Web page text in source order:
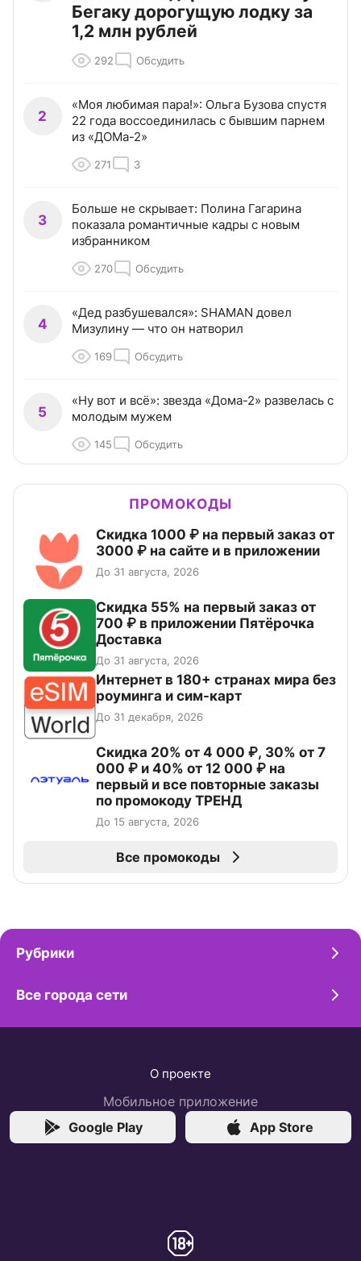
Бегаку дорогущую лодку за
1,2 млн рублей
292 Обсудить
2
«Моя любимая пара!»: Ольга Бузова спустя
22 года воссоединилась с бывшим парнем
из «ДОМа-2»
271 3
3
Больше не скрывает: Полина Гагарина
показала романтичные кадры с новым
избранником
270 Обсудить
4
«Дед разбушевался»: SHAMAN довел
Мизулину — что он натворил
169 Обсудить
5
«Ну вот и всё»: звезда «Дома-2» развелась с
молодым мужем
145 Обсудить
ПРОМОКОДЫ
Скидка 1000 ₽ на первый заказ от
3000 ₽ на сайте и в приложении
До 31 августа, 2026
Скидка 55% на первый заказ от
700 ₽ в приложении Пятёрочка
Доставка
До 31 августа, 2026
Интернет в 180+ странах мира без
роуминга и сим-карт
До 31 декабря, 2026
Скидка 20% от 4 000 ₽, 30% от 7
000 ₽ и 40% от 12 000 ₽ на
первый и все повторные заказы
по промокоду ТРЕНД
До 15 августа, 2026
Все промокоды
Рубрики
Все города сети
О проекте
Мобильное приложение
Google Play
App Store